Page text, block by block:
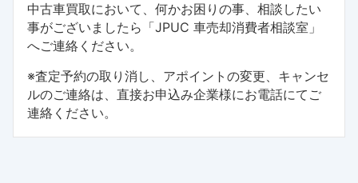
中古車買取において、何かお困りの事、相談したい
事がございましたら「JPUC 車売却消費者相談室」
へご連絡ください。
※査定予約の取り消し、アポイントの変更、キャンセ
ルのご連絡は、直接お申込み企業様にお電話にてご
連絡ください。